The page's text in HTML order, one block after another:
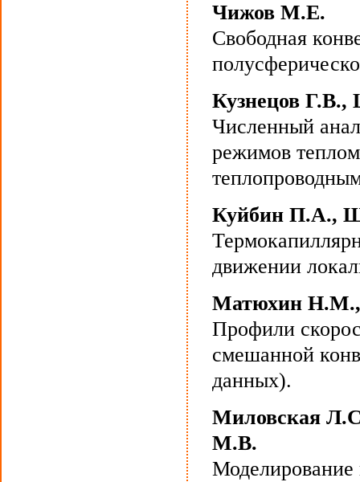
Чижов М.Е.
Свободная
Кузнецов
Численный
режимов
Куйбин П.А.,
движении
Матюхин
Профили
смешанной
данных).
Миловская
М.В.
Моделирование